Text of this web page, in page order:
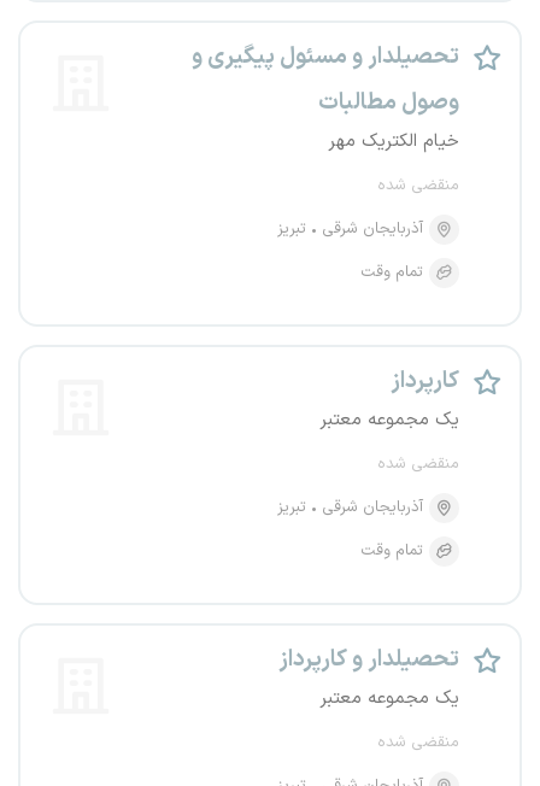
تحصیلدار و مسئول پیگیری و
وصول مطالبات
خیام الکتریک مهر
منقضی شده
آذربایجان شرقی
تبریز
تمام وقت
کارپرداز
یک مجموعه معتبر
منقضی شده
آذربایجان شرقی
تبریز
تمام وقت
تحصیلدار و کارپرداز
یک مجموعه معتبر
منقضی شده